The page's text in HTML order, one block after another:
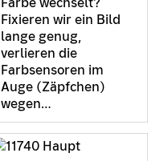
Fixieren wir ein Bild
lange genug,
verlieren die
Farbsensoren im
Auge (Zäpfchen)
wegen…